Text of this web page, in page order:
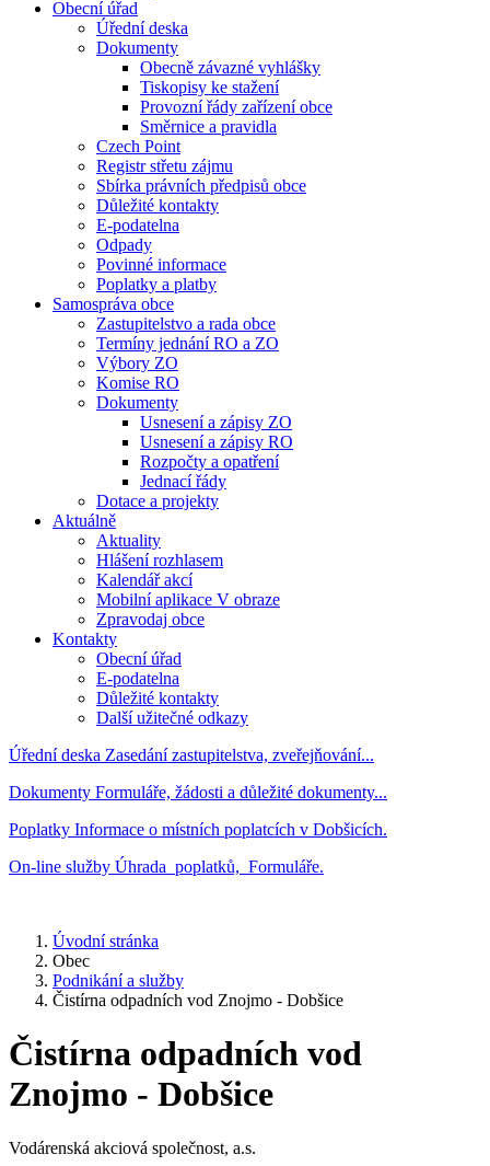
Obecní úřad
Úřední deska
Dokumenty
Obecně závazné vyhlášky
Tiskopisy ke stažení
Provozní řády zařízení obce
Směrnice a pravidla
Czech Point
Registr střetu zájmu
Sbírka právních předpisů obce
Důležité kontakty
E-podatelna
Odpady
Povinné informace
Poplatky a platby
Samospráva obce
Zastupitelstvo a rada obce
Termíny jednání RO a ZO
Výbory ZO
Komise RO
Dokumenty
Usnesení a zápisy ZO
Usnesení a zápisy RO
Rozpočty a opatření
Jednací řády
Dotace a projekty
Aktuálně
Aktuality
Hlášení rozhlasem
Kalendář akcí
Mobilní aplikace V obraze
Zpravodaj obce
Kontakty
Obecní úřad
E-podatelna
Důležité kontakty
Další užitečné odkazy
Úřední deska Zasedání zastupitelstva, zveřejňování...
Dokumenty Formuláře, žádosti a důležité dokumenty...
Poplatky Informace o místních poplatcích v Dobšicích.
On-line služby Úhrada poplatků, Formuláře.
Úvodní stránka
Obec
Podnikání a služby
Čistírna odpadních vod Znojmo - Dobšice
Čistírna odpadních vod
Znojmo - Dobšice
Vodárenská akciová společnost, a.s.